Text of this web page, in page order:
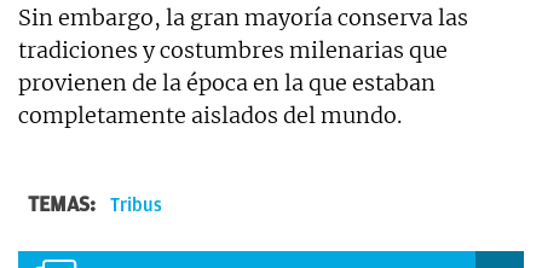
Sin embargo, la gran mayoría conserva las
tradiciones y costumbres milenarias que
provienen de la época en la que estaban
completamente aislados del mundo.
TEMAS: Tribus